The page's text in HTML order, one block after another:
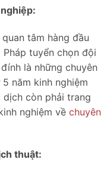
tâm hàng đầu
tuyển chọn đội
là những chuyên
năm kinh nghiệm
còn phải trang
nghiệm về chuyên
thuật: